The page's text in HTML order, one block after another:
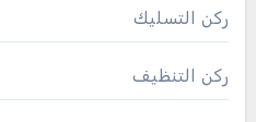
ركن التسليك
ركن التنظيف